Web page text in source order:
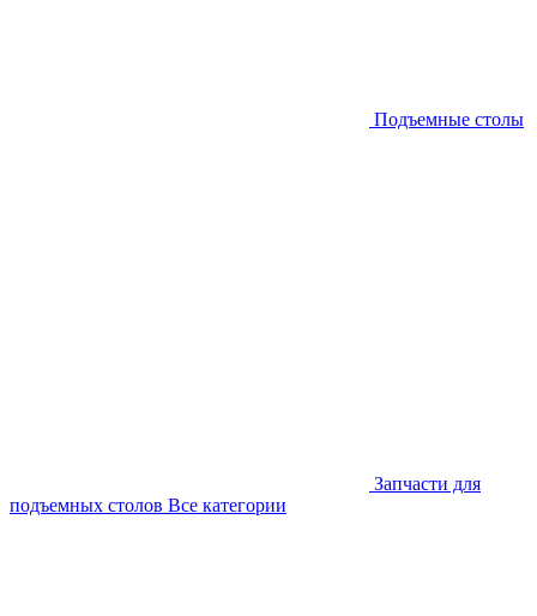
Подъемные столы
Запчасти для
подъемных столов Все категории